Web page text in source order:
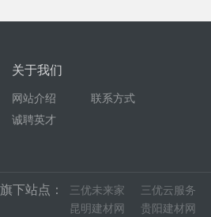
关于我们
网站介绍
联系方式
诚聘英才
旗下站点： 三优未来家 三优云服务
昆明建材网
贵阳建材网